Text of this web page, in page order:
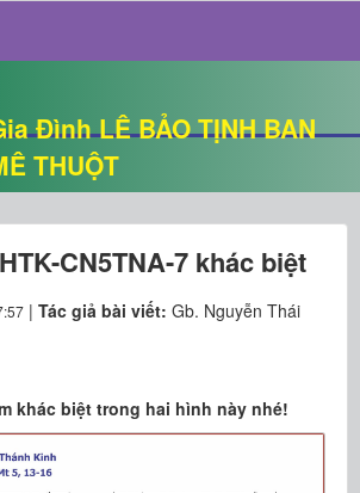
Đình LÊ BẢO TỊNH BAN
THUỘT
CN5TNA-7 khác biệt
| Tác giả bài viết: Gb. Nguyễn Thái
khác biệt trong hai hình này nhé!